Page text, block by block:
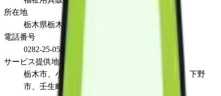
所在地
栃木県栃木市箱森町19-34
電話番号
0282-25-0550
サービス提供地域
栃木市、小山市、鹿沼市、佐野市、宇都宮市、下野
市、壬生町